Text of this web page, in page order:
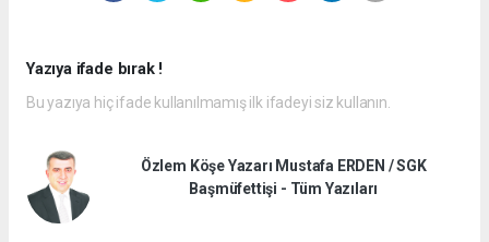
Yazıya ifade bırak !
Bu yazıya hiç ifade kullanılmamış ilk ifadeyi siz kullanın.
Özlem Köşe Yazarı Mustafa ERDEN / SGK
Başmüfettişi - Tüm Yazıları